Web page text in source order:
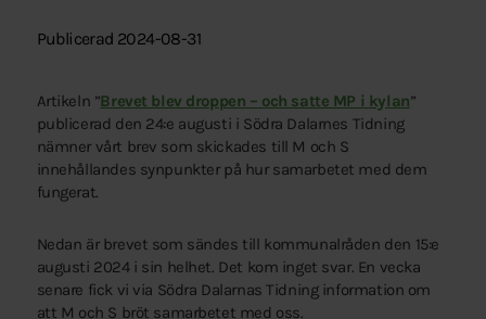
Publicerad 2024-08-31
Artikeln ”Brevet blev droppen – och satte MP i kylan”
publicerad den 24:e augusti i Södra Dalarnes Tidning
nämner vårt brev som skickades till M och S
innehållandes synpunkter på hur samarbetet med dem
fungerat.
Nedan är brevet som sändes till kommunalråden den 15:e
augusti 2024 i sin helhet. Det kom inget svar. En vecka
senare fick vi via Södra Dalarnas Tidning information om
att M och S bröt samarbetet med oss.